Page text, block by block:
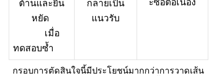
ต้านและยืน
หยัด
ทดสอบซ้ำ
กลายเป็น
แนวรับ
กรอบการตัดสินใจนี้มีประโยชน์มากกว่าการวาดเส้น